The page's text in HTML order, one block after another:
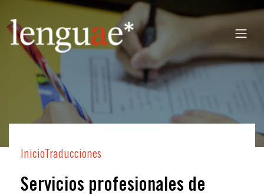
Inicio Traducciones
Servicios profesionales de